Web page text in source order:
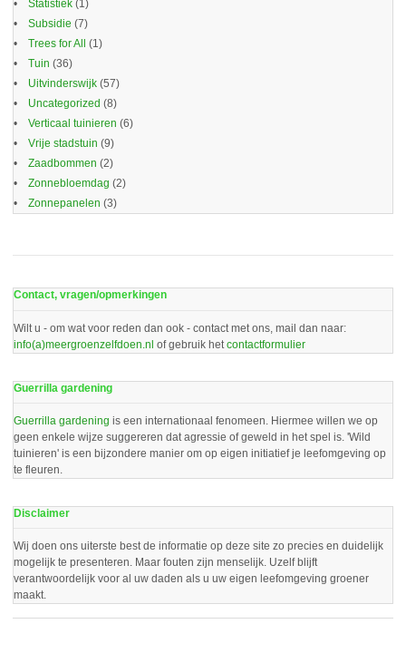
Statistiek (1)
Subsidie (7)
Trees for All
(1)
Tuin (36)
Uitvinderswijk (57)
Uncategorized (8)
Verticaal tuinieren (6)
Vrije stadstuin (9)
Zaadbommen (2)
Zonnebloemdag (2)
Zonnepanelen (3)
Contact, vragen/opmerkingen
Wilt u - om wat voor reden dan ook - contact met ons, mail dan naar:
info(a)meergroenzelfdoen.nl of gebruik het contactformulier
Guerrilla gardening
Guerrilla gardening is een internationaal fenomeen. Hiermee willen we op
geen enkele wijze suggereren dat agressie of geweld in het spel is. 'Wild
tuinieren' is een bijzondere manier om op eigen initiatief je leefomgeving op
te fleuren.
Disclaimer
Wij doen ons uiterste best de informatie op deze site zo precies en duidelijk
mogelijk te presenteren. Maar fouten zijn menselijk. Uzelf blijft
verantwoordelijk voor al uw daden als u uw eigen leefomgeving groener
maakt.